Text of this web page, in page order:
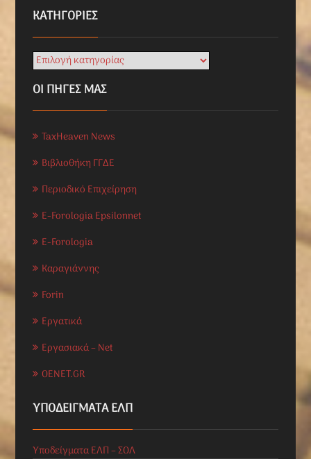
KΑΤΗΓΟΡΊΕΣ
ΟΙ ΠΗΓΕΣ ΜΑΣ
TaxHeaven News
Βιβλιοθήκη ΓΓΔΕ
Περιοδικό Επιχείρηση
E-Forologia Epsilonnet
E-Forologia
Καραγιάννης
Forin
Εργατικά
Εργασιακά – Net
OENET.GR
ΥΠΟΔΕΊΓΜΑΤΑ ΕΛΠ
Υποδείγματα ΕΛΠ – ΣΟΛ